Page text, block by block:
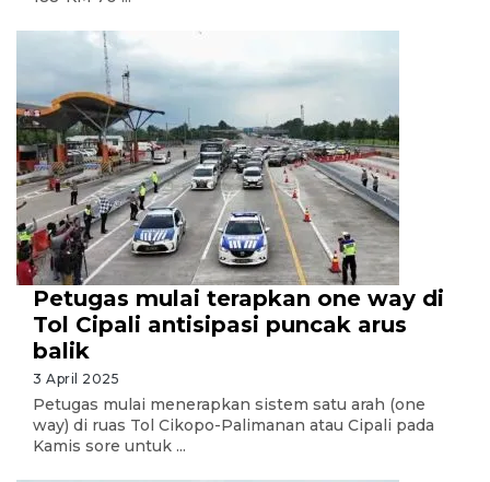
Petugas mulai terapkan one way di
Tol Cipali antisipasi puncak arus
balik
3 April 2025
Petugas mulai menerapkan sistem satu arah (one
way) di ruas Tol Cikopo-Palimanan atau Cipali pada
Kamis sore untuk ...